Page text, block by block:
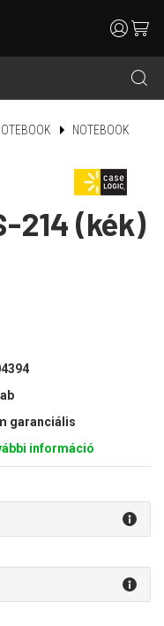
search
usercart
NOTEBOOK
214 (kék)
garanciális
információ